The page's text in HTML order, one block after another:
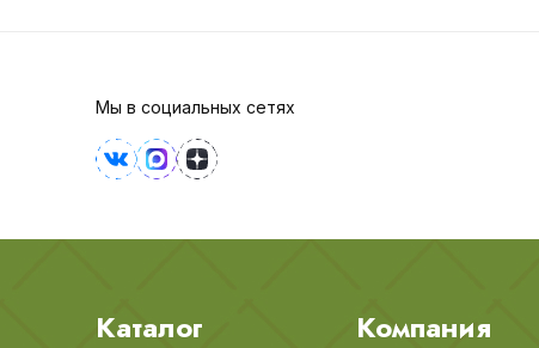
Мы в социальных сетях
Каталог Компания